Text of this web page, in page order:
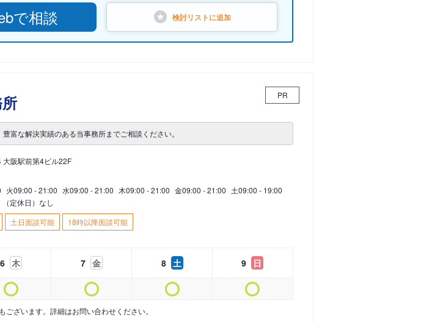
で相談 検討リストに追加
PR
富な解決実績のある当事務所までご相談ください。
大阪駅前第4ビル22F
火09:00 - 21:00 水09:00 - 21:00 木09:00 - 21:00 金09:00 - 21:00 土09:00 - 19:00
（定休日）なし
土日面談可能 18時以降面談可能
6 木 7 金 8 土 9 日
ざいます。詳細はお問い合わせください。